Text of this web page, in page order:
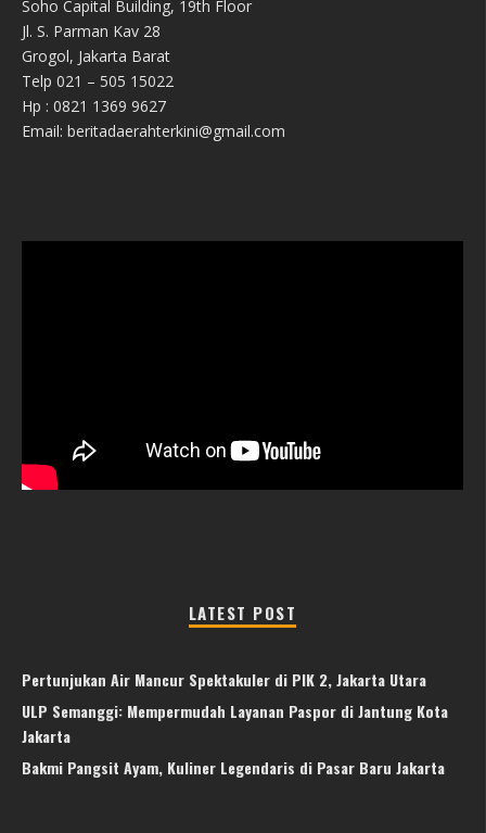
Soho Capital Building, 19th Floor
Jl. S. Parman Kav 28
Grogol, Jakarta Barat
Telp 021 – 505 15022
Hp : 0821 1369 9627
Email: beritadaerahterkini@gmail.com
LATEST POST
Pertunjukan Air Mancur Spektakuler di PIK 2, Jakarta Utara
ULP Semanggi: Mempermudah Layanan Paspor di Jantung Kota
Jakarta
Bakmi Pangsit Ayam, Kuliner Legendaris di Pasar Baru Jakarta